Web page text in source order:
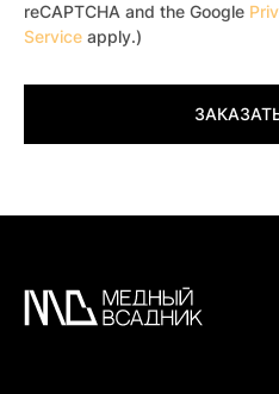
reCAPTCHA and the Google
Service apply.)